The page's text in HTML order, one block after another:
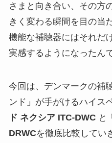
さまと向き合い、その方
きく変わる瞬間を目の当
機能な補聴器にはそれだ
実感するようになったん
今回は、デンマークの補
ンド」が手がけるハイス
ド ネクシア ITC-DWCと
DRWCを徹底比較してい